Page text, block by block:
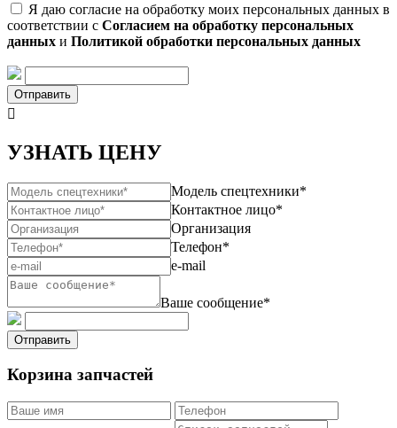
Я даю согласие на обработку моих персональных данных в
соответствии с Согласием на обработку персональных
данных и Политикой обработки персональных данных
Отправить

УЗНАТЬ ЦЕНУ
Модель спецтехники*
Контактное лицо*
Организация
Телефон*
e-mail
Ваше сообщение*
Отправить
Корзина запчастей